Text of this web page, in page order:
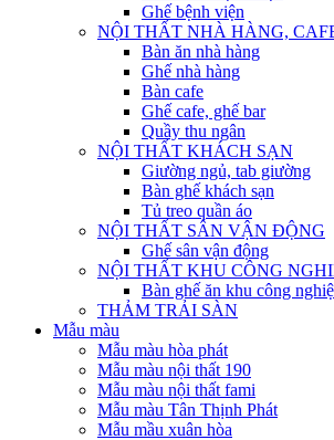
Ghế bệnh viện
NỘI THẤT NHÀ HÀNG,
Bàn ăn nhà hàng
Ghế nhà hàng
Bàn cafe
Ghế cafe, ghế bar
Quầy thu ngân
NỘI THẤT KHÁCH SẠN
Giường ngủ, tab giường
Bàn ghế khách sạn
Tủ treo quần áo
NỘI THẤT SÂN VẬN ĐỘNG
Ghế sân vận động
NỘI THẤT KHU CÔNG
Bàn ghế ăn khu công
THẢM TRẢI SÀN
Mẫu màu
Mẫu màu hòa phát
Mẫu màu nội thất 190
Mẫu màu nội thất fami
Mẫu màu Tân Thịnh Phát
Mẫu mầu xuân hòa